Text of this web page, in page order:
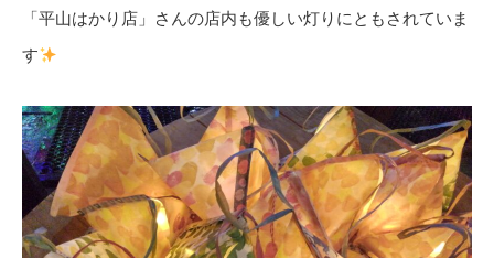
「平山はかり店」さんの店内も優しい灯りにともされていま
す